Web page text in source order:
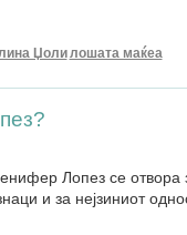
Џолилошата маќеа
Лопез се отвора
и за нејзиниот